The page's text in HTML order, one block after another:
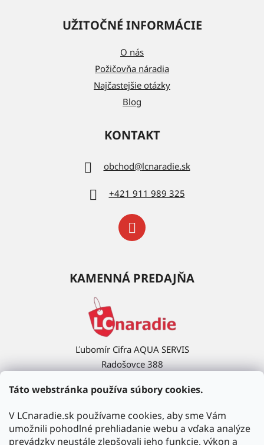
Táto webstránka používa súbory cookies.
V LCnaradie.sk používame cookies, aby sme Vám
umožnili pohodlné prehliadanie webu a vďaka analýze
prevádzky neustále zlepšovali jeho funkcie, výkon a
UŽITOČNÉ INFORMÁCIE
O nás
Požičovňa náradia
Najčastejšie otázky
Blog
KONTAKT
obchod@lcnaradie.sk
+421 911 989 325
KAMENNÁ PREDAJŇA
Ľubomír Cifra AQUA SERVIS
Radošovce 388